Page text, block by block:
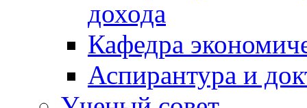
дохода
Кафедра
Аспирантура и